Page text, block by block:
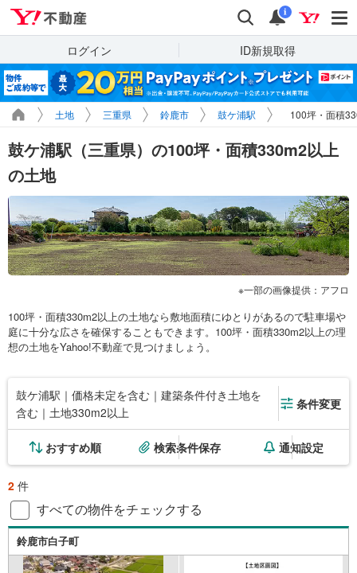
検索 通知
i
ログイン ID新規取得
土地 三重県 鈴鹿市 鼓ケ浦駅 100坪・面積
鼓ケ浦駅（三重県）の100坪・面積330m2以上
の土地
一部の画像提供：アフロ
100坪・面積330m2以上の土地なら敷地面積にゆとりがあるので駐車場や
庭に十分な広さを確保することもできます。100坪・面積330m2以上の理
想の土地をYahoo!不動産で見つけましょう。
鼓ケ浦駅｜価格未定を含む｜建築条件付き土地を
含む｜土地330m2以上
条件変更
おすすめ順 検索条件保存 通知設定
2 件
すべての物件をチェックする
鈴鹿市白子町